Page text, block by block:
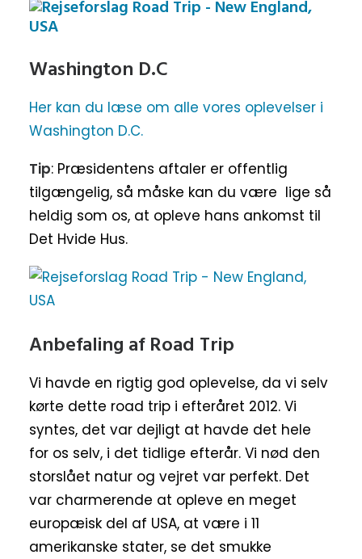
Washington D.C
Her kan du læse om alle vores oplevelser i
Washington D.C.
Tip: Præsidentens aftaler er offentlig
tilgængelig, så måske kan du være lige så
heldig som os, at opleve hans ankomst til
Det Hvide Hus.
Anbefaling af Road Trip
Vi havde en rigtig god oplevelse, da vi selv
kørte dette road trip i efteråret 2012. Vi
syntes, det var dejligt at havde det hele
for os selv, i det tidlige efterår. Vi nød den
storslået natur og vejret var perfekt. Det
var charmerende at opleve en meget
europæisk del af USA, at være i 11
amerikanske stater, se det smukke